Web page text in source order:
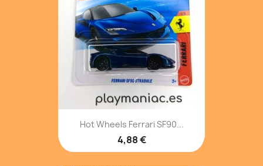
Hot Wheels Ferrari SF90...
4,88 €